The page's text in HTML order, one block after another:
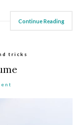
Continue Reading
tricks